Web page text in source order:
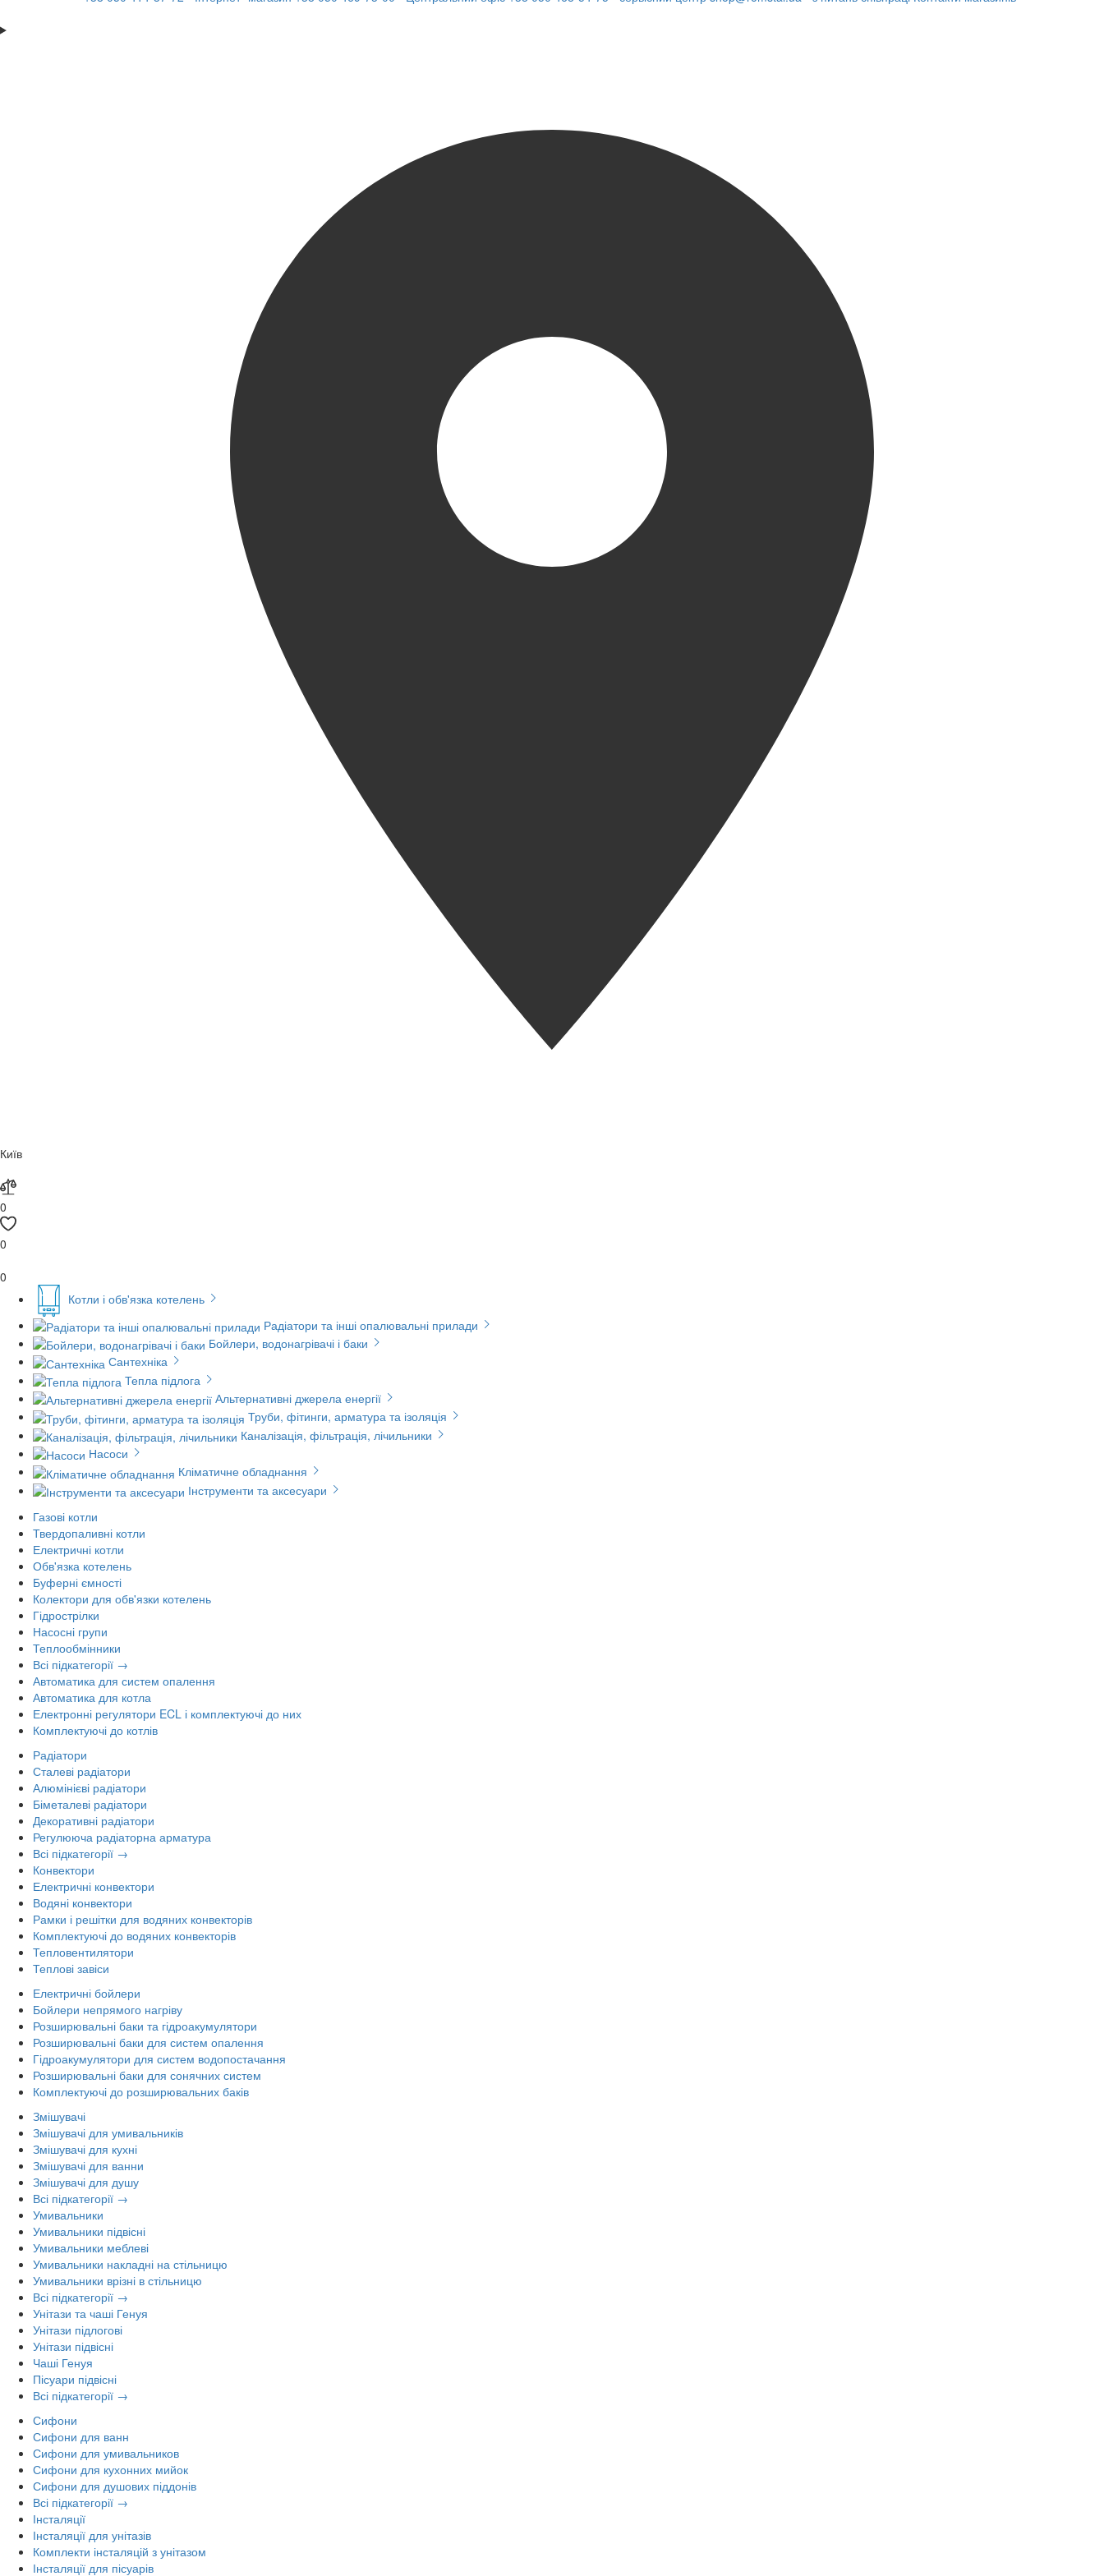
Київ
0
0
0
Котли і обв'язка котелень
Радіатори та інші опалювальні прилади
Бойлери, водонагрівачі і баки
Сантехніка
Тепла підлога
Альтернативні джерела енергії
Труби, фітинги, арматура та ізоляція
Каналізація, фільтрація, лічильники
Насоси
Кліматичне обладнання
Інструменти та аксесуари
Газові котли
Твердопаливні котли
Електричні котли
Обв'язка котелень
Буферні ємності
Колектори для обв'язки котелень
Гідрострілки
Насосні групи
Теплообмінники
Всі підкатегорії →
Автоматика для систем опалення
Автоматика для котла
Електронні регулятори ECL і комплектуючі до них
Комплектуючі до котлів
Радіатори
Сталеві радіатори
Алюмінієві радіатори
Біметалеві радіатори
Декоративні радіатори
Регулююча радіаторна арматура
Всі підкатегорії →
Конвектори
Електричні конвектори
Водяні конвектори
Рамки і решітки для водяних конвекторів
Комплектуючі до водяних конвекторів
Тепловентилятори
Теплові завіси
Електричні бойлери
Бойлери непрямого нагріву
Розширювальні баки та гідроакумулятори
Розширювальні баки для систем опалення
Гідроакумулятори для систем водопостачання
Розширювальні баки для сонячних систем
Комплектуючі до розширювальних баків
Змішувачі
Змішувачі для умивальників
Змішувачі для кухні
Змішувачі для ванни
Змішувачі для душу
Всі підкатегорії →
Умивальники
Умивальники підвісні
Умивальники меблеві
Умивальники накладні на стільницю
Умивальники врізні в стільницю
Всі підкатегорії →
Унітази та чаші Генуя
Унітази підлогові
Унітази підвісні
Чаші Генуя
Пісуари підвісні
Всі підкатегорії →
Сифони
Сифони для ванн
Сифони для умивальников
Сифони для кухонних мийок
Сифони для душових піддонів
Всі підкатегорії →
Інсталяції
Інсталяції для унітазів
Комплекти інсталяцій з унітазом
Інсталяції для пісуарів